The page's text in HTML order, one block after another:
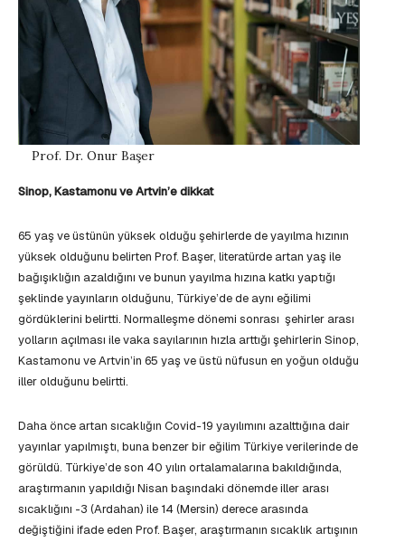
Prof. Dr. Onur Başer
Sinop, Kastamonu ve Artvin’e dikkat
65 yaş ve üstünün yüksek olduğu şehirlerde de yayılma hızının
yüksek olduğunu belirten Prof. Başer, literatürde artan yaş ile
bağışıklığın azaldığını ve bunun yayılma hızına katkı yaptığı
şeklinde yayınların olduğunu, Türkiye’de de aynı eğilimi
gördüklerini belirtti. Normalleşme dönemi sonrası şehirler arası
yolların açılması ile vaka sayılarının hızla arttığı şehirlerin Sinop,
Kastamonu ve Artvin’in 65 yaş ve üstü nüfusun en yoğun olduğu
iller olduğunu belirtti.
Daha önce artan sıcaklığın Covid-19 yayılımını azalttığına dair
yayınlar yapılmıştı, buna benzer bir eğilim Türkiye verilerinde de
görüldü. Türkiye’de son 40 yılın ortalamalarına bakıldığında,
araştırmanın yapıldığı Nisan başındaki dönemde iller arası
sıcaklığını -3 (Ardahan) ile 14 (Mersin) derece arasında
değiştiğini ifade eden Prof. Başer, araştırmanın sıcaklık artışının